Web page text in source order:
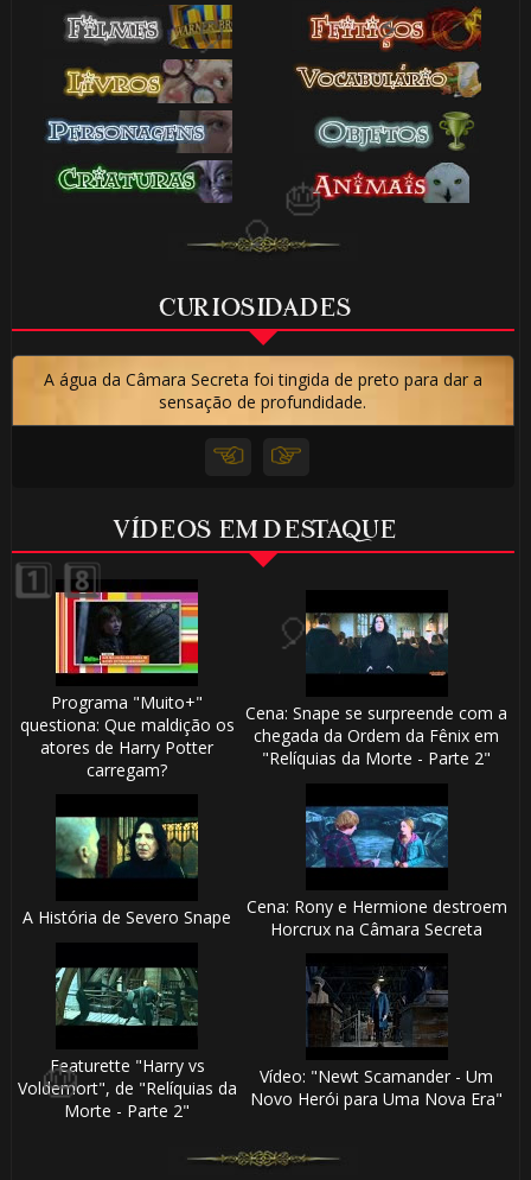
CURIOSIDADES
A água da Câmara Secreta foi tingida de preto para dar a
sensação de profundidade.
VÍDEOS EM DESTAQUE
Programa "Muito+"
questiona: Que maldição os
atores de Harry Potter
carregam?
Cena: Snape se surpreende com a
chegada da Ordem da Fênix em
"Relíquias da Morte - Parte 2"
A História de Severo Snape
Cena: Rony e Hermione destroem
Horcrux na Câmara Secreta
Featurette "Harry vs
Voldemort", de "Relíquias da
Morte - Parte 2"
Vídeo: "Newt Scamander - Um
Novo Herói para Uma Nova Era"
⚡
🎈
🎂
⚡
1️⃣ 8️⃣